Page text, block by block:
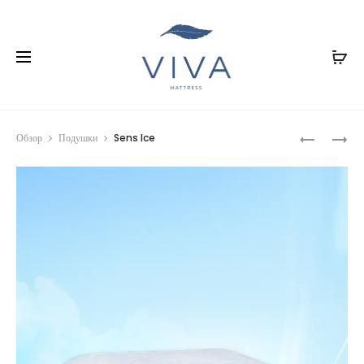
MEDIUM
TENCEL
Обзор Подушки Sens Ice